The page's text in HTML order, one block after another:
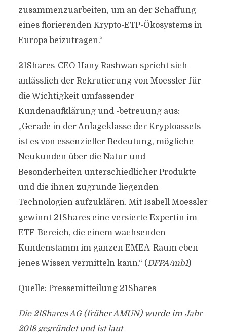
zusammenzuarbeiten, um an der Schaffung
eines florierenden Krypto-ETP-Ökosystems in
Europa beizutragen.“
21Shares-CEO Hany Rashwan spricht sich
anlässlich der Rekrutierung von Moessler für
die Wichtigkeit umfassender
Kundenaufklärung und -betreuung aus:
„Gerade in der Anlageklasse der Kryptoassets
ist es von essenzieller Bedeutung, mögliche
Neukunden über die Natur und
Besonderheiten unterschiedlicher Produkte
und die ihnen zugrunde liegenden
Technologien aufzuklären. Mit Isabell Moessler
gewinnt 21Shares eine versierte Expertin im
ETF-Bereich, die einem wachsenden
Kundenstamm im ganzen EMEA-Raum eben
jenes Wissen vermitteln kann.“ (DFPA/mb1)
Quelle: Pressemitteilung 21Shares
Die 21Shares AG (früher AMUN) wurde im Jahr
2018 gegründet und ist laut